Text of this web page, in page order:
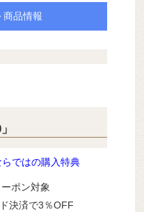
商品情報
ではの購入特典
ポン対象
決済で3％OFF